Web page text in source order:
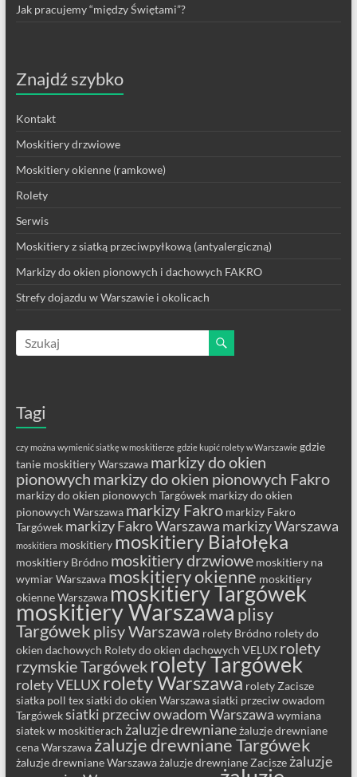
Jak pracujemy “między Świętami”?
Znajdź szybko
Kontakt
Moskitiery drzwiowe
Moskitiery okienne (ramkowe)
Rolety
Serwis
Moskitiery z siatką przeciwpyłkową (antyalergiczną)
Markizy do okien pionowych i dachowych FAKRO
Strefy dojazdu w Warszawie i okolicach
Tagi
czy można wymienić siatkę w moskitierze gdzie kupić rolety w Warszawie gdzie
tanie moskitiery Warszawa markizy do okien
pionowych markizy do okien pionowych Fakro
markizy do okien pionowych Targówek markizy do okien
pionowych Warszawa markizy Fakro markizy Fakro
Targówek markizy Fakro Warszawa markizy Warszawa
moskitiera moskitiery moskitiery Białołęka
moskitiery Bródno moskitiery drzwiowe moskitiery na
wymiar Warszawa moskitiery okienne moskitiery
okienne Warszawa moskitiery Targówek
moskitiery Warszawa plisy
Targówek plisy Warszawa rolety Bródno rolety do
okien dachowych Rolety do okien dachowych VELUX rolety
rzymskie Targówek rolety Targówek
rolety VELUX rolety Warszawa rolety Zacisze
siatka poll texsiatki do okien Warszawasiatki przeciw owadom
Targóweksiatki przeciw owadom Warszawa wymiana
siatek w moskitierach żaluzje drewnianeżaluzje drewniane
cena Warszawa żaluzje drewniane Targówek
żaluzje drewniane Warszaważaluzje drewniane Zacisze żaluzje